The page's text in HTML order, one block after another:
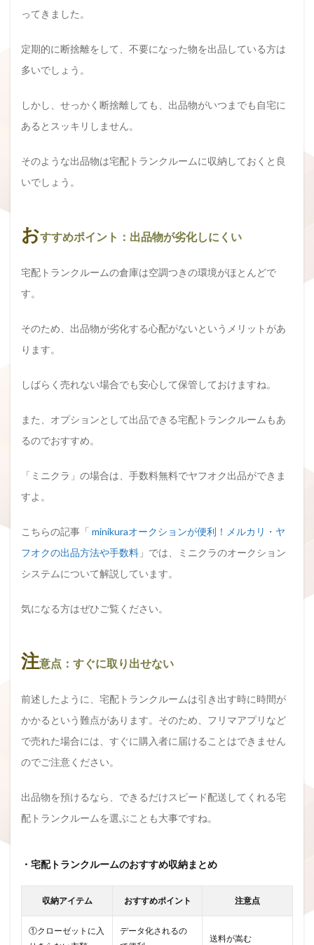
ってきました。
定期的に断捨離をして、不要になった物を出品している方は
多いでしょう。
しかし、せっかく断捨離しても、出品物がいつまでも自宅に
あるとスッキリしません。
そのような出品物は宅配トランクルームに収納しておくと良
いでしょう。
おすすめポイント：出品物が劣化しにくい
宅配トランクルームの倉庫は空調つきの環境がほとんどで
す。
そのため、出品物が劣化する心配がないというメリットがあ
ります。
しばらく売れない場合でも安心して保管しておけますね。
また、オプションとして出品できる宅配トランクルームもあ
るのでおすすめ。
「ミニクラ」の場合は、手数料無料でヤフオク出品ができま
すよ。
こちらの記事「 minikuraオークションが便利！メルカリ・ヤ
フオクの出品方法や手数料 」では、ミニクラのオークション
システムについて解説しています。
気になる方はぜひご覧ください。
注意点：すぐに取り出せない
前述したように、宅配トランクルームは引き出す時に時間が
かかるという難点があります。そのため、フリマアプリなど
で売れた場合には、すぐに購入者に届けることはできません
のでご注意ください。
出品物を預けるなら、できるだけスピード配送してくれる宅
配トランクルームを選ぶことも大事ですね。
・宅配トランクルームのおすすめ収納まとめ
収納アイテム おすすめポイント 注意点
①クローゼットに入
データ化されるの
送料が嵩む